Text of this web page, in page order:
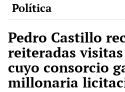
Política
Pedro Castillo
reiteradas
cuyo consorcio
millonaria